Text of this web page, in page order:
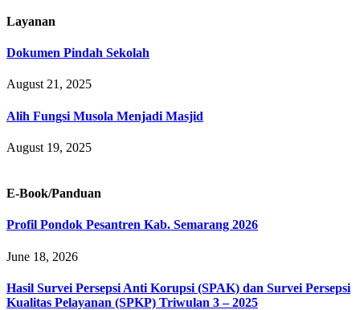
Layanan
Dokumen Pindah Sekolah
August 21, 2025
Alih Fungsi Musola Menjadi Masjid
August 19, 2025
E-Book/Panduan
Profil Pondok Pesantren Kab. Semarang 2026
June 18, 2026
Hasil Survei Persepsi Anti Korupsi (SPAK) dan Survei Persepsi
Kualitas Pelayanan (SPKP) Triwulan 3 – 2025